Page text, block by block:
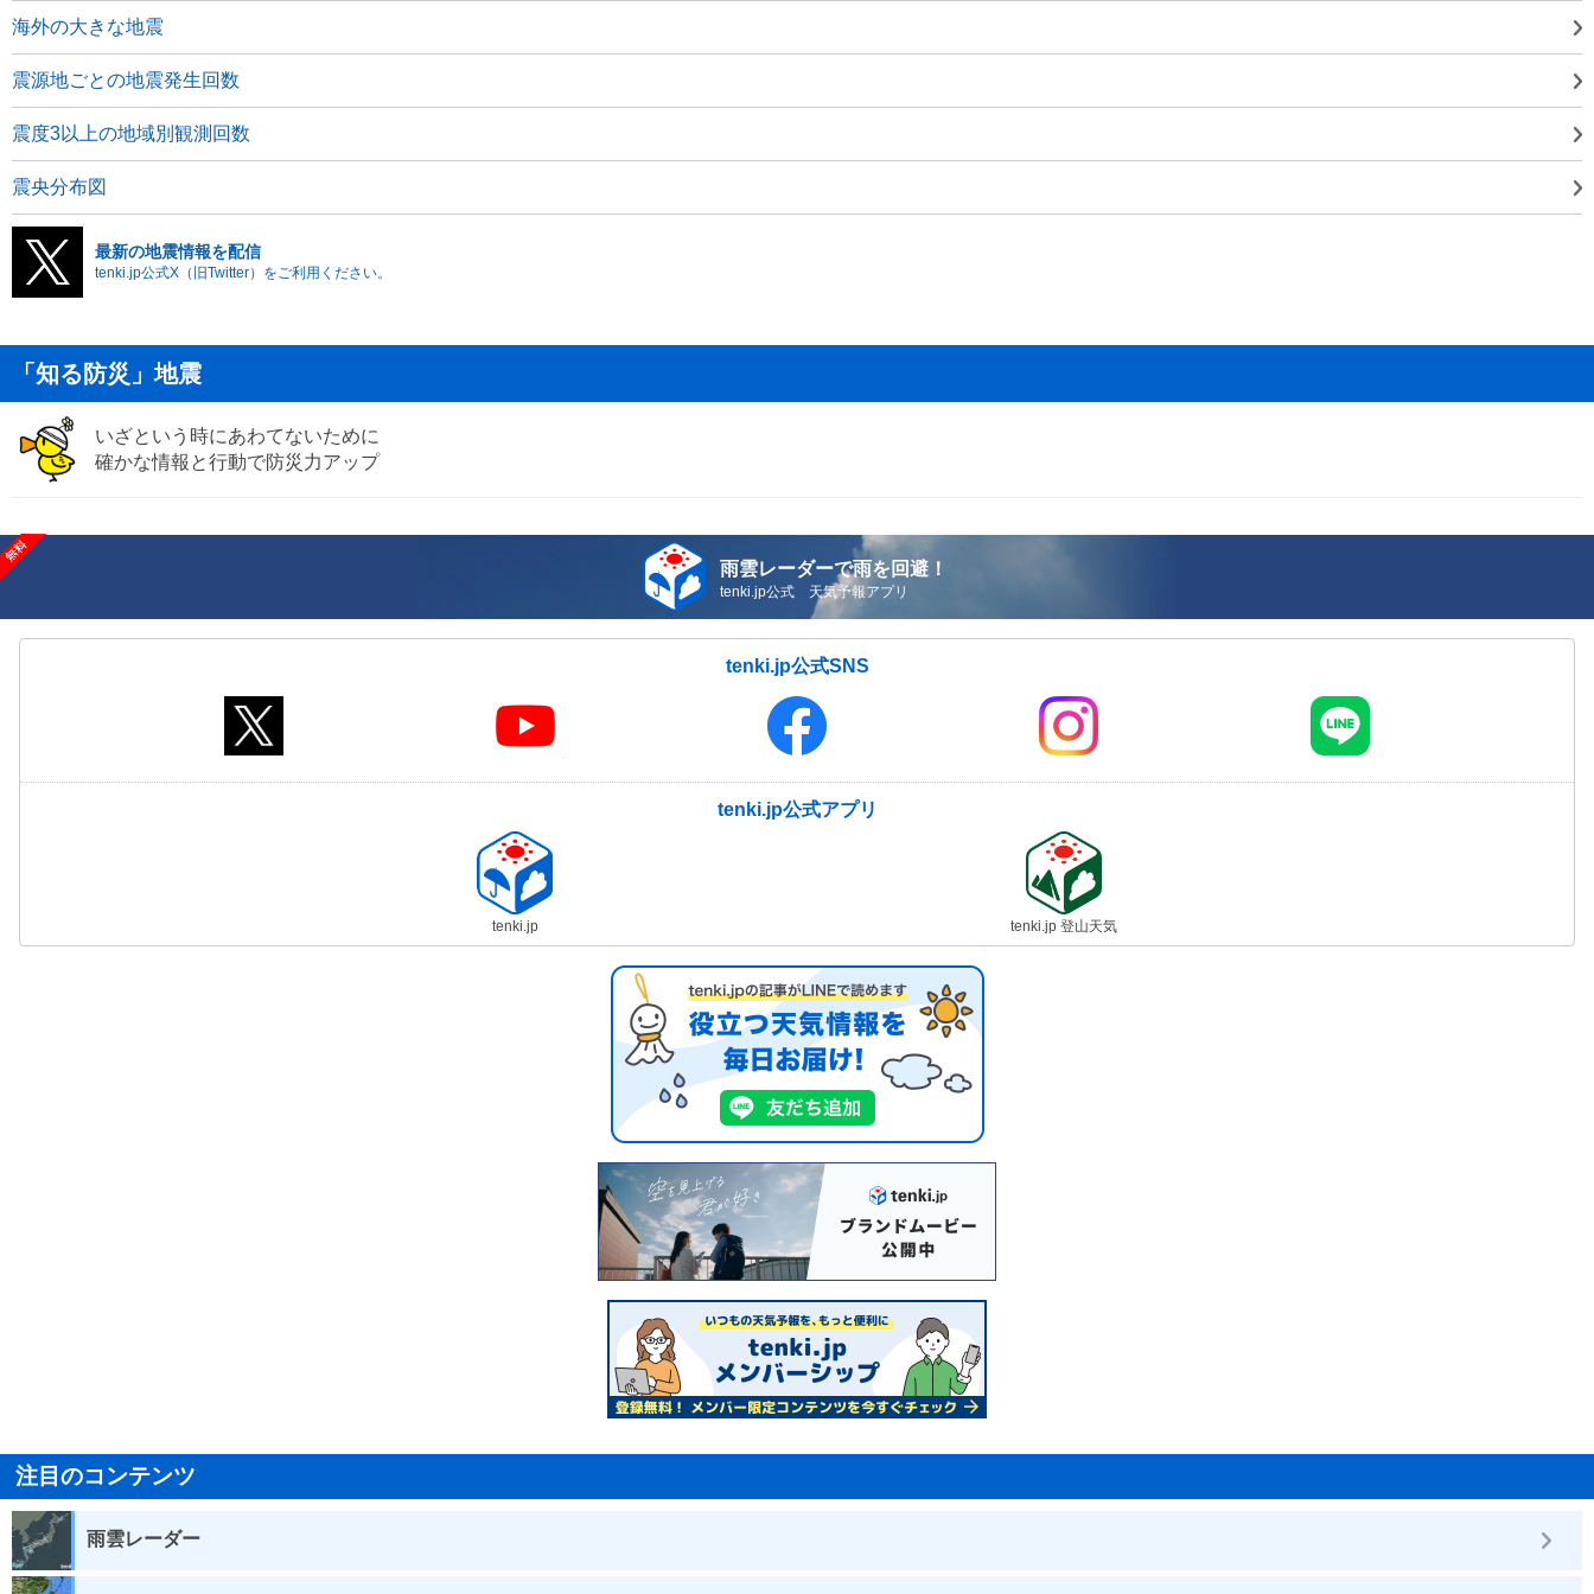
海外の大きな地震
震源地ごとの地震発生回数
震度3以上の地域別観測回数
震央分布図
最新の地震情報を配信
tenki.jp公式X（旧Twitter）をご利用ください。
「知る防災」地震
いざという時にあわてないために
確かな情報と行動で防災力アップ
雨雲レーダーで雨を回避！
tenki.jp公式 天気予報アプリ
tenki.jp公式SNS
tenki.jp公式アプリ
tenki.jp tenki.jp 登山天気
注目のコンテンツ
雨雲レーダー